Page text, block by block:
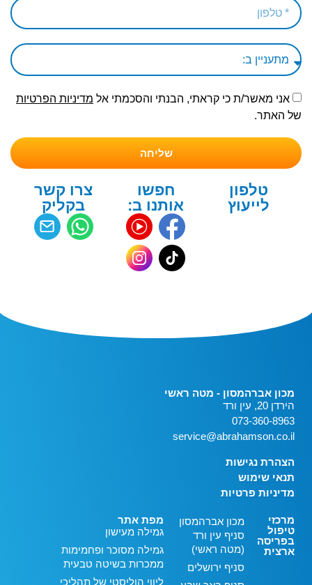
אני מאשר/ת כי קראתי, הבנתי והסכמתי אל מדיניות הפרטיות
של האתר.
שליחה
טלפון
לייעוץ
חפשו
אותנו ב:
צרו קשר
בקליק
מכון אברהמסון - מטה ראשי
הירדן 20, עין ורד
073-360-8963
service@abrahamson.co.il
הצהרת נגישות
תנאי שימוש
מדיניות פרטיות
מרכזי
טיפול
בפריסה
ארצית
מכון אברהמסון
סניף עין ורד
(מטה ראשי)
סניף ירושלים
מפת אתר
גמילה מעישון
גמילה מסוכר ופחמימות
ממכרות בשיטה טבעית
ליווי הוליסטי של תהליכי